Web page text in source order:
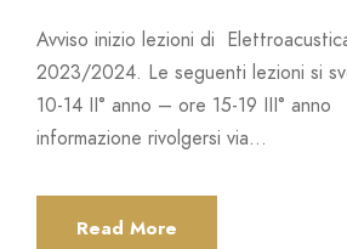
Avviso inizio lezioni di
2023/2024. Le seguenti lezioni si
10-14 II° anno – ore 15-19 III°
informazione rivolgersi via...
Read More